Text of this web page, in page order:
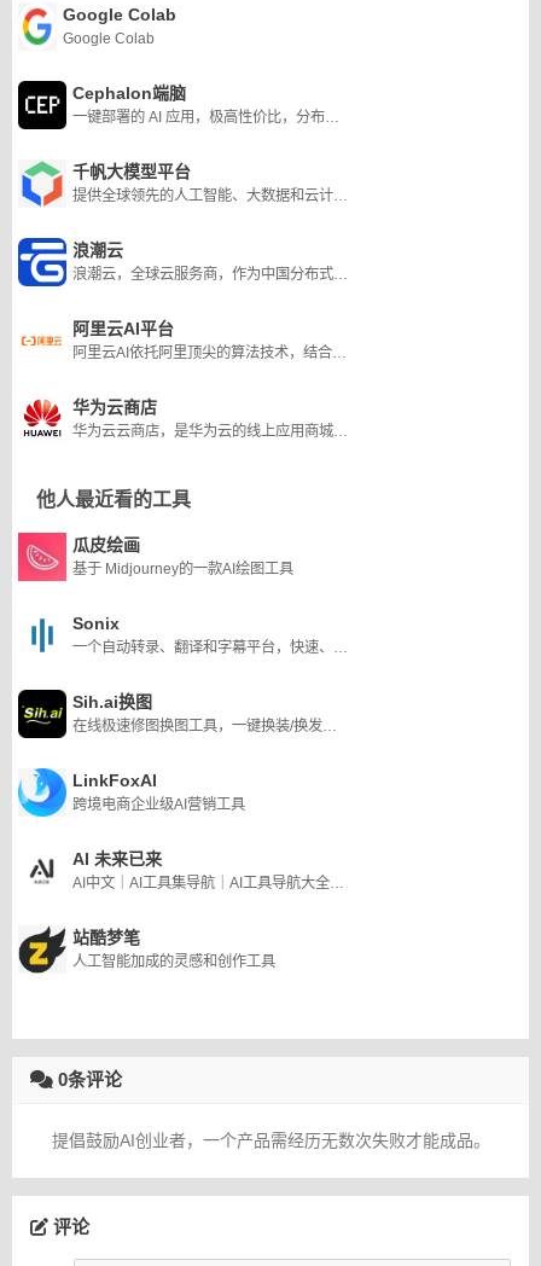
Google Colab
Google Colab
Cephalon端脑
一键部署的 AI 应用，极高性价比，分布式超级计算机网络 AI 算力平台 1.0
千帆大模型平台
提供全球领先的人工智能、大数据和云计算服务
浪潮云
浪潮云，全球云服务商，作为中国分布式云的引领者，浪潮云致力于成为高品质云服务提供商，具备“专业、生态、可信赖”三大核心优势。为客户提供云网边端融合、云数智融合、建管运融合的全栈云服务，构建零信任的云数安全体系，打造新一代混合云 。
阿里云AI平台
阿里云AI依托阿里顶尖的算法技术，结合阿里云可靠和灵活的云计算基础设施和平台服务，帮助企业简化IT框架、实现商业价值、加速数智化转型。阿里云数十项AI能力，稳定、易用、能力突出，是AI技术应用、开发的不二之选。
华为云商店
华为云云商店，是华为云的线上应用商城，帮助伙伴实现解决方案及商品快速商业化，为用户提供优质、便捷的，基于云计算、大数据业务的软件 、服务和解决方案，全面满足用户快速上云和快速开展业务的诉求，实现商业成功！
他人最近看的工具
瓜皮绘画
基于 Midjourney的一款AI绘图工具
Sonix
一个自动转录、翻译和字幕平台，快速、准确、实惠。它可以将音频和视频转换为文本，利用其先进的自动翻译引擎在几分钟内翻译文本，并创建全自动字幕
Sih.ai换图
在线极速修图换图工具，一键换装/换发型/换脸/换背景/换风格。
LinkFoxAI
跨境电商企业级AI营销工具
AI 未来已来
AI中文｜AI工具集导航｜AI工具导航大全｜收录好用的AI工具 | AI工具层出不穷，做一个善假于物者，了解它，学习它，应用它
站酷梦笔
人工智能加成的灵感和创作工具
0条评论
提倡鼓励AI创业者，一个产品需经历无数次失败才能成品。
评论